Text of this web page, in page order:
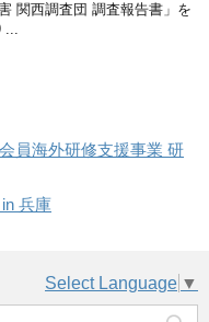
関西調査団 調査報告書」を
...
員海外研修支援事業 研
兵庫
Select Language ▼